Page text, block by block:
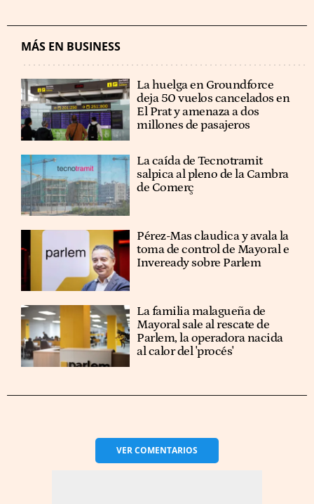
MÁS EN BUSINESS
La huelga en Groundforce
deja 50 vuelos cancelados en
El Prat y amenaza a dos
millones de pasajeros
La caída de Tecnotramit
salpica al pleno de la Cambra
de Comerç
Pérez-Mas claudica y avala la
toma de control de Mayoral e
Inveready sobre Parlem
La familia malagueña de
Mayoral sale al rescate de
Parlem, la operadora nacida
al calor del 'procés'
VERCOMENTARIOS